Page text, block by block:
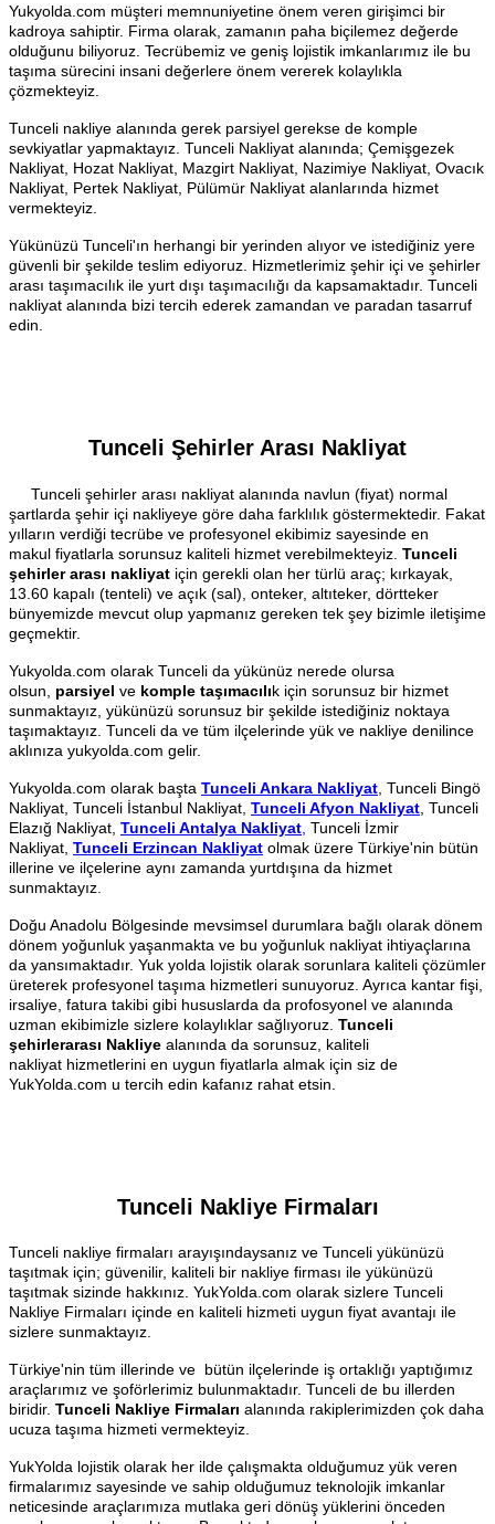
Yukyolda.com müşteri memnuniyetine önem veren girişimci bir
kadroya sahiptir. Firma olarak, zamanın paha biçilemez değerde
olduğunu biliyoruz. Tecrübemiz ve geniş lojistik imkanlarımız ile bu
taşıma sürecini insani değerlere önem vererek kolaylıkla
çözmekteyiz.
Tunceli nakliye alanında gerek parsiyel gerekse de komple
sevkiyatlar yapmaktayız. Tunceli Nakliyat alanında; Çemişgezek
Nakliyat, Hozat Nakliyat, Mazgirt Nakliyat, Nazimiye Nakliyat, Ovacık
Nakliyat, Pertek Nakliyat, Pülümür Nakliyat alanlarında hizmet
vermekteyiz.
Yükünüzü Tunceli'ın herhangi bir yerinden alıyor ve istediğiniz yere
güvenli bir şekilde teslim ediyoruz. Hizmetlerimiz şehir içi ve şehirler
arası taşımacılık ile yurt dışı taşımacılığı da kapsamaktadır. Tunceli
nakliyat alanında bizi tercih ederek zamandan ve paradan tasarruf
edin.
Tunceli Şehirler Arası Nakliyat
Tunceli şehirler arası nakliyat alanında navlun (fiyat) normal
şartlarda şehir içi nakliyeye göre daha farklılık göstermektedir. Fakat
yılların verdiği tecrübe ve profesyonel ekibimiz sayesinde en
makul fiyatlarla sorunsuz kaliteli hizmet verebilmekteyiz. Tunceli
şehirler arası nakliyat için gerekli olan her türlü araç; kırkayak,
13.60 kapalı (tenteli) ve açık (sal), onteker, altıteker, dörtteker
bünyemizde mevcut olup yapmanız gereken tek şey bizimle iletişime
geçmektir.
Yukyolda.com olarak Tunceli da yükünüz nerede olursa
olsun, parsiyel ve komple taşımacılık için sorunsuz bir hizmet
sunmaktayız, yükünüzü sorunsuz bir şekilde istediğiniz noktaya
taşımaktayız. Tunceli da ve tüm ilçelerinde yük ve nakliye denilince
aklınıza yukyolda.com gelir.
Yukyolda.com olarak başta Tunceli Ankara Nakliyat , Tunceli Bingö
Nakliyat, Tunceli İstanbul Nakliyat, Tunceli Afyon Nakliyat , Tunceli
Elazığ Nakliyat, Tunceli Antalya Nakliyat Tunceli İzmir
Nakliyat, Tunceli Erzincan Nakliyat olmak üzere Türkiye'nin bütün
illerine ve ilçelerine aynı zamanda yurtdışına da hizmet
sunmaktayız.
Doğu Anadolu Bölgesinde mevsimsel durumlara bağlı olarak dönem
dönem yoğunluk yaşanmakta ve bu yoğunluk nakliyat ihtiyaçlarına
da yansımaktadır. Yuk yolda lojistik olarak sorunlara kaliteli çözümler
üreterek profesyonel taşıma hizmetleri sunuyoruz. Ayrıca kantar fişi,
irsaliye, fatura takibi gibi hususlarda da profosyonel ve alanında
uzman ekibimizle sizlere kolaylıklar sağlıyoruz. Tunceli
şehirlerarası Nakliye alanında da sorunsuz, kaliteli
nakliyat hizmetlerini en uygun fiyatlarla almak için siz de
YukYolda.com u tercih edin kafanız rahat etsin.
Tunceli Nakliye Firmaları
Tunceli nakliye firmaları arayışındaysanız ve Tunceli yükünüzü
taşıtmak için; güvenilir, kaliteli bir nakliye firması ile yükünüzü
taşıtmak sizinde hakkınız. YukYolda.com olarak sizlere Tunceli
Nakliye Firmaları içinde en kaliteli hizmeti uygun fiyat avantajı ile
sizlere sunmaktayız.
Türkiye'nin tüm illerinde ve bütün ilçelerinde iş ortaklığı yaptığımız
araçlarımız ve şoförlerimiz bulunmaktadır. Tunceli de bu illerden
biridir. Tunceli Nakliye Firmaları alanında rakiplerimizden çok daha
ucuza taşıma hizmeti vermekteyiz.
YukYolda lojistik olarak her ilde çalışmakta olduğumuz yük veren
firmalarımız sayesinde ve sahip olduğumuz teknolojik imkanlar
neticesinde araçlarımıza mutlaka geri dönüş yüklerini önceden